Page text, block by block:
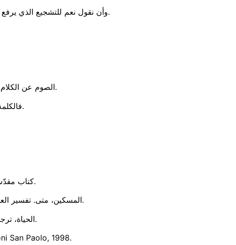
وأن نقول نعم للتشجيع الذي يرفع المعنويات، ونعم للاعتذار الذي يشفي الجراح، ونعم لكلمة “أنا أقدّرك” التي تعيد الدفء للعلاقة.
الصوم عن الكلام الجارح ليس أمراً ثانوياً، بل خطوة حقيقية نحو تغيير البيت والكنيسة والمجتمع.
فالكلمة قد تبدو بسيطة، لكنها قادرة أن تجرح قلباً أو أن تمنحه حياة جديدة.
1.كتاب مقدّس – الترجمة اليسوعية. بيروت: دار المشرق، الطبعة الرسمية، 1994.
2.المسكين، متى. تفسير العهد الجديد. دير القديس أنبا مقار، وادي النطرون: مطبعة دير القديس أنبا مقار، 1990.
3.الحياة، ترجمة. الكتاب المقدس – التفسير التطبيقي. القاهرة: دار الثقافة، 2002.
San Paolo, 1998.